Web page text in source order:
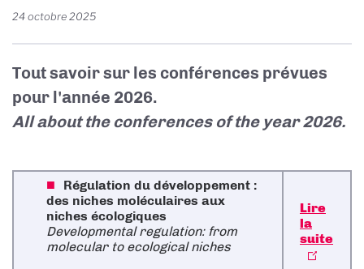
24 octobre 2025
Tout savoir sur les conférences prévues
pour l'année 2026.
All about the conferences of the year 2026.
Régulation du développement :
des niches moléculaires aux
niches écologiques
Developmental regulation: from
molecular to ecological niches
Lire
la
suite